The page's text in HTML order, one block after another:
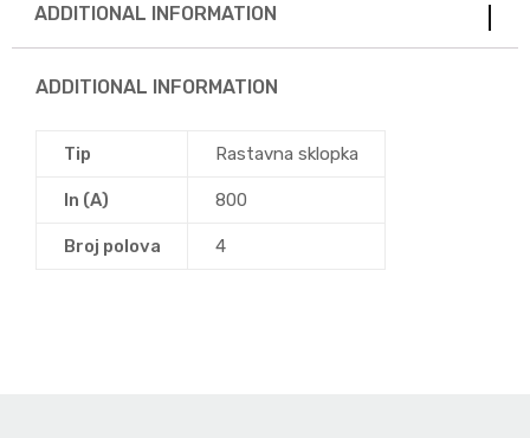
ADDITIONAL INFORMATION
ADDITIONAL INFORMATION
Tip Rastavna sklopka
In (A) 800
Broj polova 4